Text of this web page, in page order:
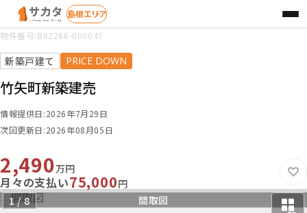
竹矢町新築建売
新築戸建て
物件番号:B02266-000047
情報提供日:2026年7月29日
次回更新日:2026年08月05日
2,490万円
月々の支払い75,000円
リビング
間取図
キッチン
室内
リビング
リビング
洗面
バルコニー
1 / 8
STEP 1お探しの種別を選択
検索方法を選択
エリアからさがす さがす